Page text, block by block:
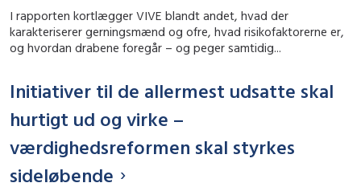
I rapporten kortlægger VIVE blandt andet, hvad der
karakteriserer gerningsmænd og ofre, hvad risikofaktorerne er,
og hvordan drabene foregår – og peger samtidig...
Initiativer til de allermest udsatte skal
hurtigt ud og virke –
værdighedsreformen skal styrkes
sideløbende